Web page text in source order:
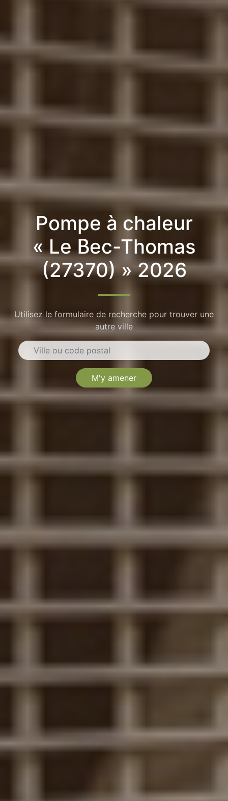
Pompe à chaleur
« Le Bec-Thomas
(27370) » 2026
Utilisez le formulaire de recherche pour trouver une
autre ville
M'y amener